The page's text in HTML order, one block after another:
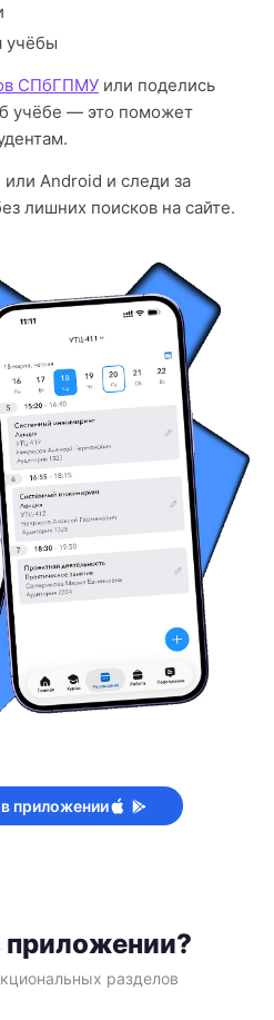
учёбы
СПбГПМУ или поделись
учёбе — это поможет
Android и следи за
лишних поисков на сайте.
приложении
приложении?
разделов